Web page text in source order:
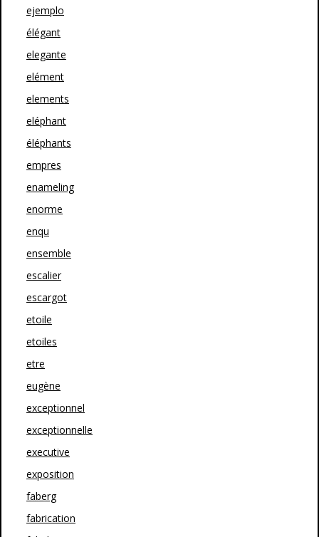
ejemplo
élégant
elegante
elément
elements
eléphant
éléphants
empres
enameling
enorme
enqu
ensemble
escalier
escargot
etoile
etoiles
etre
eugène
exceptionnel
exceptionnelle
executive
exposition
faberg
fabrication